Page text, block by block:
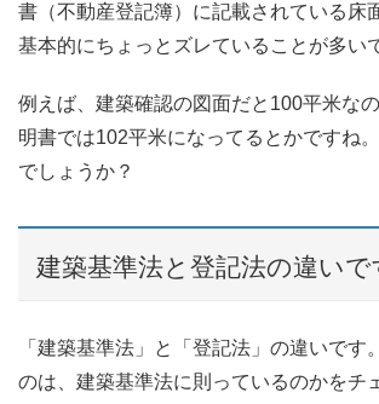
書（不動産登記簿）に記載されている床
基本的にちょっとズレていることが多い
例えば、建築確認の図面だと100平米な
明書では102平米になってるとかですね
でしょうか？
建築基準法と登記法の違いで
「建築基準法」と「登記法」の違いです
のは、建築基準法に則っているのかをチ